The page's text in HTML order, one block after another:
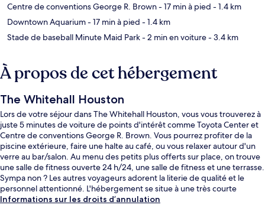
Centre de conventions George R. Brown- 17 min à pied - 1.4 km
Downtown Aquarium- 17 min à pied - 1.4 km
Stade de baseball Minute Maid Park- 2 min en voiture- 3.4 km
À propos de cet hébergement
The Whitehall Houston
Lors de votre séjour dans The Whitehall Houston, vous vous trouverez à
juste 5 minutes de voiture de points d'intérêt comme Toyota Center et
Centre de conventions George R. Brown. Vous pourrez profiter de la
piscine extérieure, faire une halte au café, ou vous relaxer autour d'un
verre au bar/salon. Au menu des petits plus offerts sur place, on trouve
une salle de fitness ouverte 24 h/24, une salle de fitness et une terrasse.
Sympa non ? Les autres voyageurs adorent la literie de qualité et le
personnel attentionné. L'hébergement se situe à une très courte
distance à pied des transports publics : Gare Downtown Transit Center
Informations sur les droits d’annulation